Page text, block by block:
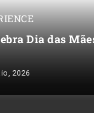
Dia das
2026